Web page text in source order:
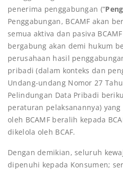
penerima penggabungan (“
Penggabungan, BCAMF akan
semua aktiva dan pasiva
bergabung akan demi hukum
perusahaan hasil
pribadi (dalam konteks dan
Undang-undang Nomor 27
Pelindungan Data Pribadi
peraturan pelaksanannya)
oleh BCAMF beralih kepada
dikelola oleh BCAF.
Dengan demikian, seluruh
dipenuhi kepada Konsumen;